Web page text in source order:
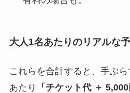
大人1名あたりのリアルな
これらを合計すると、手ぶ
あたり
「チケット代 ＋ 5,000